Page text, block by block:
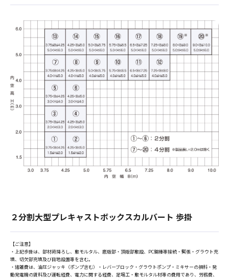
２分割大型プレキャストボックスカルバート 歩掛
【ご注意】
・上記歩掛は、部材荷降ろし、敷モルタル、底版部・頂版部敷設、PC鋼棒等接続・緊張・グラウト充
填、切欠部充填及び目地設置等を含む。
・諸雑費は、油圧ジャッキ（ポンプ含む）・レバーブロック・グラウトポンプ・ミキサーの損料・発
動発電機の賃料及び運転経費、電力に関する経費、足場工・敷モルタル材等の費用であり、労務費、